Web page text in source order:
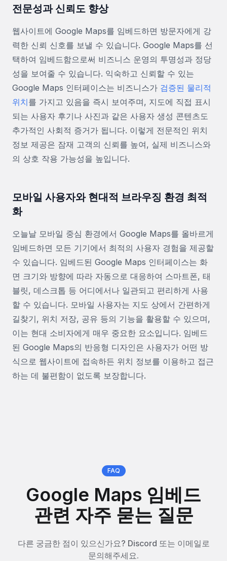
전문성과 신뢰도 향상
웹사이트에 Google Maps를 임베드하면 방문자에게 강
력한 신뢰 신호를 보낼 수 있습니다. Google Maps를 선
택하여 임베드함으로써 비즈니스 운영의 투명성과 정당
성을 보여줄 수 있습니다. 익숙하고 신뢰할 수 있는
Google Maps 인터페이스는 비즈니스가 검증된 물리적
위치를 가지고 있음을 즉시 보여주며, 지도에 직접 표시
되는 사용자 후기나 사진과 같은 사용자 생성 콘텐츠도
추가적인 사회적 증거가 됩니다. 이렇게 전문적인 위치
정보 제공은 잠재 고객의 신뢰를 높여, 실제 비즈니스와
의 상호 작용 가능성을 높입니다.
모바일 사용자와 현대적 브라우징 환경 최적
화
오늘날 모바일 중심 환경에서 Google Maps를 올바르게
임베드하면 모든 기기에서 최적의 사용자 경험을 제공할
수 있습니다. 임베드된 Google Maps 인터페이스는 화
면 크기와 방향에 따라 자동으로 대응하여 스마트폰, 태
블릿, 데스크톱 등 어디에서나 일관되고 편리하게 사용
할 수 있습니다. 모바일 사용자는 지도 상에서 간편하게
길찾기, 위치 저장, 공유 등의 기능을 활용할 수 있으며,
이는 현대 소비자에게 매우 중요한 요소입니다. 임베드
된 Google Maps의 반응형 디자인은 사용자가 어떤 방
식으로 웹사이트에 접속하든 위치 정보를 이용하고 접근
하는 데 불편함이 없도록 보장합니다.
FAQ
Google Maps 임베드
관련 자주 묻는 질문
다른 궁금한 점이 있으신가요? Discord 또는 이메일로
문의해주세요.